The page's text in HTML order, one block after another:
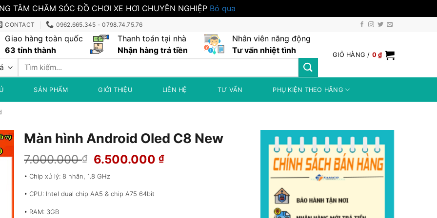
TÂM CHĂM SÓC ĐỒ CHƠI XE HƠI CHUYÊN NGHIỆP Bỏ qua
CONTACT 0962.665.345 - 0798.74.75.76
Giao hàng toàn quốc
63 tỉnh thành
Thanh toán tại nhà
Nhận hàng trả tiền
Nhân viên năng động
Tư vấn nhiệt tình
Tìm
GIỎ HÀNG / 0₫
SẢN PHẨM GIỚI THIỆU LIÊN HỆ TƯ VẤN PHỤ KIỆN THEO HÃNG
Màn hình Android Oled C8 New
7.000.000₫
Giá
gốc
là:
7.000.000 ₫.
6.500.000₫Giá
• Chip xử lý: 8 nhân, 1.8 GHz
• CPU: Intel dual chip AA5 & chip A75 64bit
• RAM: 3GB